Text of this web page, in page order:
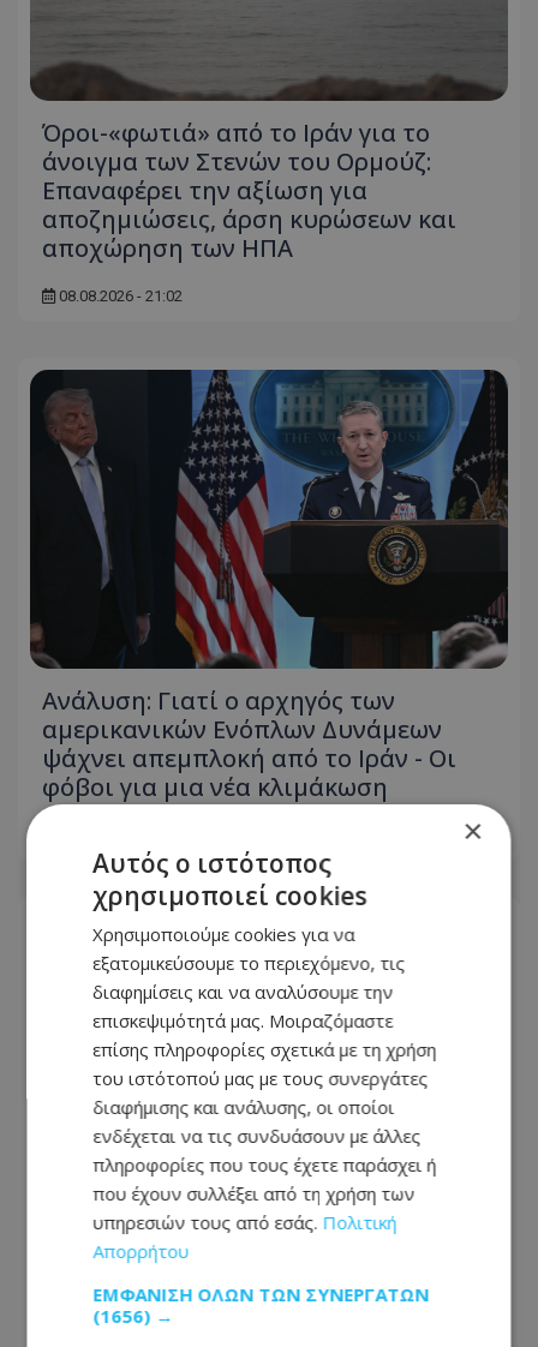
Όροι-«φωτιά» από το Ιράν για το
άνοιγμα των Στενών του Ορμούζ:
Επαναφέρει την αξίωση για
αποζημιώσεις, άρση κυρώσεων και
αποχώρηση των ΗΠΑ
08.08.2026 - 21:02
Ανάλυση: Γιατί ο αρχηγός των
αμερικανικών Ενόπλων Δυνάμεων
ψάχνει απεμπλοκή από το Ιράν - Οι
φόβοι για μια νέα κλιμάκωση
Πλοίο δέχθηκε επίθεση στα ανοικτά
του Ομάν - Ασφαλές το πλήρωμα λένε
οι Βρετανοί
×
Αυτός ο ιστότοπος
χρησιμοποιεί cookies
Χρησιμοποιούμε cookies για να
εξατομικεύσουμε το περιεχόμενο, τις
διαφημίσεις και να αναλύσουμε την
επισκεψιμότητά μας. Μοιραζόμαστε
επίσης πληροφορίες σχετικά με τη χρήση
του ιστότοπού μας με τους συνεργάτες
διαφήμισης και ανάλυσης, οι οποίοι
ενδέχεται να τις συνδυάσουν με άλλες
πληροφορίες που τους έχετε παράσχει ή
που έχουν συλλέξει από τη χρήση των
υπηρεσιών τους από εσάς. Πολιτική
Απορρήτου
ΕΜΦΆΝΙΣΗ ΌΛΩΝ ΤΩΝ ΣΥΝΕΡΓΑΤΏΝ
(1656) →